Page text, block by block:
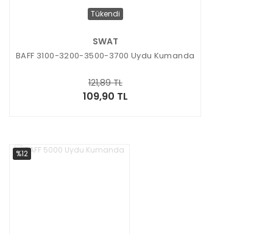
Tükendi
SWAT
BAFF 3100-3200-3500-3700 Uydu Kumanda
109,90 TL
121,89 TL
%12